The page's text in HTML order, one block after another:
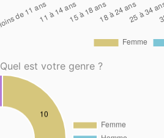
Quel est votre genre ?